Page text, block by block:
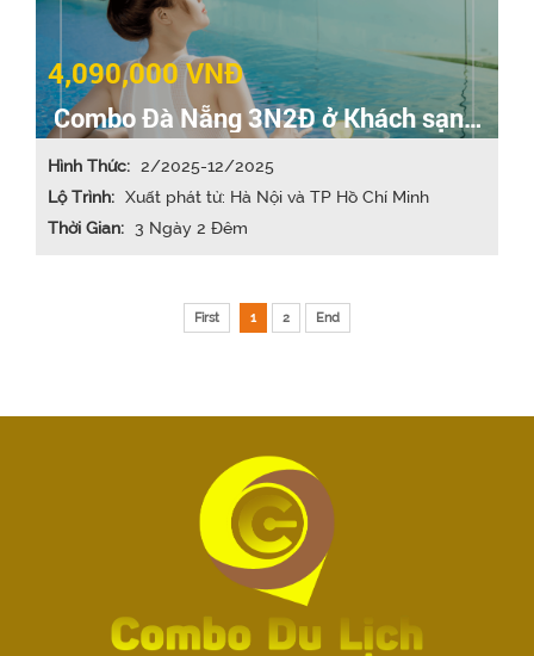
4,090,000 VNĐ
Combo Đà Nẵng 3N2Đ ở Khách sạn
4* bao gồm VMB
Hình Thức: 2/2025-12/2025
Lộ Trình: Xuất phát từ: Hà Nội và TP Hồ Chí Minh
Thời Gian: 3 Ngày 2 Đêm
First 1 2 End